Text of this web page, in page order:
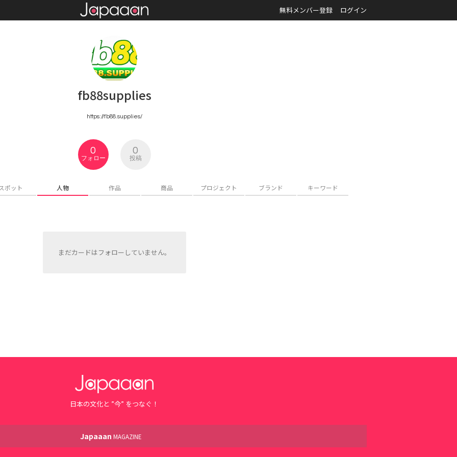
無料メンバー登録 ログイン
fb88supplies
https://fb88.supplies/
0
フォロー
0
投稿
スポット 人物 作品 商品 プロジェクト ブランド キーワード
まだカードはフォローしていません。
日本の文化と ”今” をつなぐ！
Japaaan MAGAZINE